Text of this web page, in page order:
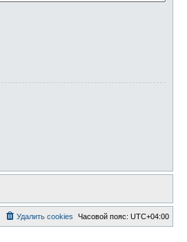
Часовой пояс: UTC+04:00
Удалить cookies